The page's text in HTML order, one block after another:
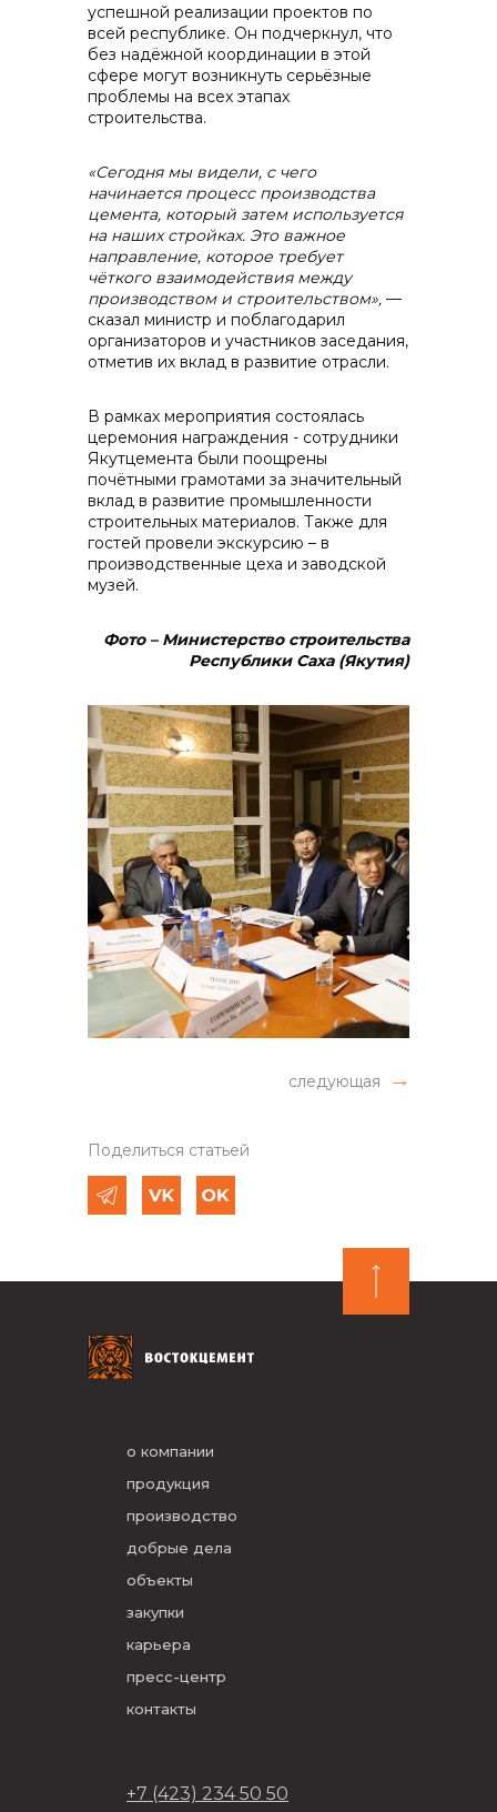
успешной реализации проектов по
всей республике. Он подчеркнул, что
без надёжной координации в этой
сфере могут возникнуть серьёзные
проблемы на всех этапах
строительства.
«Сегодня мы видели, с чего
начинается процесс производства
цемента, который затем используется
на наших стройках. Это важное
направление, которое требует
чёткого взаимодействия между
производством и строительством», —
сказал министр и поблагодарил
организаторов и участников заседания,
отметив их вклад в развитие отрасли.
В рамках мероприятия состоялась
церемония награждения - сотрудники
Якутцемента были поощрены
почётными грамотами за значительный
вклад в развитие промышленности
строительных материалов. Также для
гостей провели экскурсию – в
производственные цеха и заводской
музей.
Фото – Министерство строительства
Республики Саха (Якутия)
следующая
Поделиться статьей
о компании
продукция
производство
добрые дела
объекты
закупки
карьера
пресс-центр
контакты
+7 (423) 234 50 50